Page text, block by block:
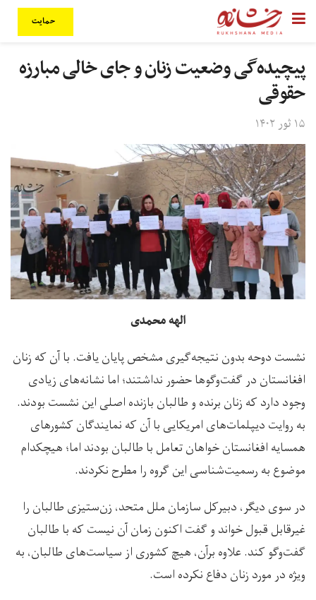
حمایت
پیچیده‌گی وضعیت زنان و جای خالی مبارزه
حقوقی
۱۵ ثور ۱۴۰۲
الهه محمدی
نشست دوحه بدون نتیجه‌گیری مشخص پایان یافت. با آن که زنان
افغانستان در گفت‌‌وگوها حضور نداشتند؛ اما نشانه‌های زیادی
وجود دارد که زنان برنده و طالبان بازنده اصلی این نشست بودند.
به روایت دیپلمات‌های امریکایی با آن که نمایندگان کشورهای
همسایه افغانستان خواهان تعامل با طالبان بودند اما؛ هیچکدام
موضوع به رسمیت‌شناسی این گروه را مطرح نکردند.
در سوی دیگر، دبیرکل سازمان ملل متحد، زن‌ستیزی طالبان را
غیرقابل قبول خواند و گفت اکنون زمان آن نیست که با طالبان
گفت‌وگو کند. علاوه برآن، هیچ کشوری از سیاست‌های طالبان، به
ویژه در مورد زنان دفاع نکرده است.